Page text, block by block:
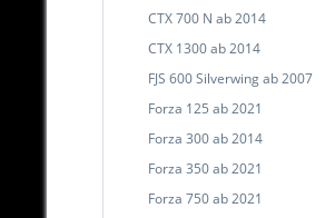
CTX 700 N ab 2014
CTX 1300 ab 2014
FJS 600 Silverwing ab 2007
Forza 125 ab 2021
Forza 300 ab 2014
Forza 350 ab 2021
Forza 750 ab 2021